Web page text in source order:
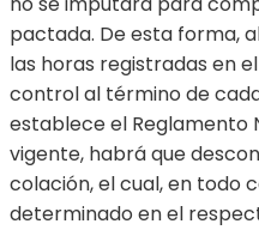
pactada. De esta forma,
las horas registradas en
control al término de
establece el Reglamento
vigente, habrá que
colación, el cual, en todo
determinado en el